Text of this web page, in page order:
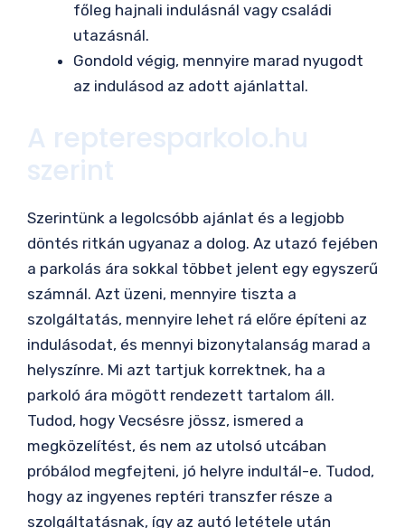
főleg hajnali indulásnál vagy családi
utazásnál.
Gondold végig, mennyire marad nyugodt
az indulásod az adott ajánlattal.
A repteresparkolo.hu
szerint
Szerintünk a legolcsóbb ajánlat és a legjobb
döntés ritkán ugyanaz a dolog. Az utazó fejében
a parkolás ára sokkal többet jelent egy egyszerű
számnál. Azt üzeni, mennyire tiszta a
szolgáltatás, mennyire lehet rá előre építeni az
indulásodat, és mennyi bizonytalanság marad a
helyszínre. Mi azt tartjuk korrektnek, ha a
parkoló ára mögött rendezett tartalom áll.
Tudod, hogy Vecsésre jössz, ismered a
megközelítést, és nem az utolsó utcában
próbálod megfejteni, jó helyre indultál-e. Tudod,
hogy az ingyenes reptéri transzfer része a
szolgáltatásnak, így az autó letétele után